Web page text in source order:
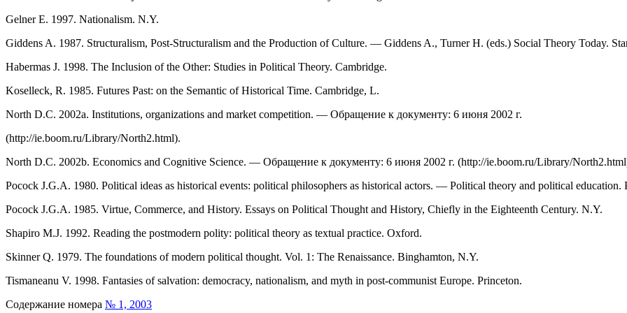
Gelner E. 1997. Nationalism. N.Y.
Giddens A. 1987. Structuralism, Post-Structuralism and the Production of Culture. — Giddens A., Turner H. (eds.) Social Theory Today.
Habermas J. 1998. The Inclusion of the Other: Studies in Political Theory. Cambridge.
Koselleck, R. 1985. Futures Past: on the Semantic of Historical Time. Cambridge, L.
North D.C. 2002a. Institutions, organizations and market competition. — Обращение к документу: 6 июня 2002 г.
(http://ie.boom.ru/Library/North2.html).
North D.C. 2002b. Economics and Cognitive Science. — Обращение к документу: 6 июня 2002 г. (http://ie.boom.ru/Library/
Pocock J.G.A. 1980. Political ideas as historical events: political philosophers as historical actors. — Political theory and political education.
Pocock J.G.A. 1985. Virtue, Commerce, and History. Essays on Political Thought and History, Chiefly in the Eighteenth Century. N.Y.
Shapiro M.J. 1992. Reading the postmodern polity: political theory as textual practice. Oxford.
Skinner Q. 1979. The foundations of modern political thought. Vol. 1: The Renaissance. Binghamton, N.Y.
Tismaneanu V. 1998. Fantasies of salvation: democracy, nationalism, and myth in post-communist Europe. Princeton.
Содержание номера № 1, 2003